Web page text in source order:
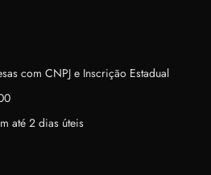
com CNPJ e Inscrição Estadual
até 2 dias úteis